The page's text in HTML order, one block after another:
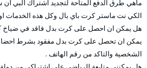
ماهي طرق الدفع المتاحة لتجديد اشتراك البي
الكي نت ماستر كرت باي بال وكل هذه الخدمات
يمكن ان تحصل على كرت بدل مفقود بشرط
الشخصية والتاكد من رقم الهاتف .